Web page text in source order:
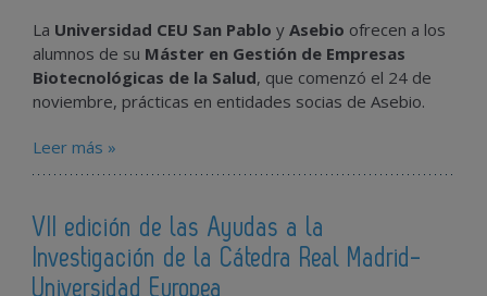
La Universidad CEU San Pablo y Asebio ofrecen a los
alumnos de su Máster en Gestión de Empresas
Biotecnológicas de la Salud, que comenzó el 24 de
noviembre, prácticas en entidades socias de Asebio.
Leer más »
VII edición de las Ayudas a la
Investigación de la Cátedra Real Madrid-
Universidad Europea